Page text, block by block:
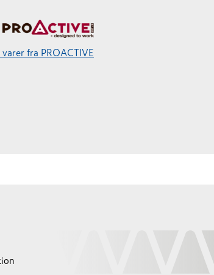
varer fra PROACTIVE